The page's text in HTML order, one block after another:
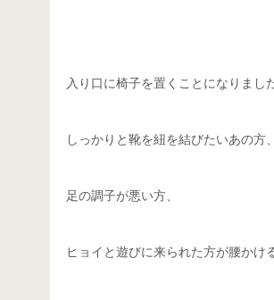
入り口に椅子を置くことになりまし
しっかりと靴を紐を結びたいあの方、
足の調子が悪い方、
ヒョイと遊びに来られた方が腰かけ